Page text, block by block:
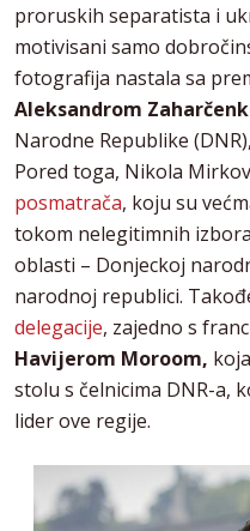
proruskih separatista i
motivisani samo
fotografija nastala sa
Aleksandrom
Narodne Republike
Pored toga, Nikola
posmatrača, koju su
tokom nelegitimnih
oblasti – Donjeckoj
narodnoj republici.
delegacije, zajedno s
Havijerom Moroom,
stolu s čelnicima DNR-a,
lider ove regije.